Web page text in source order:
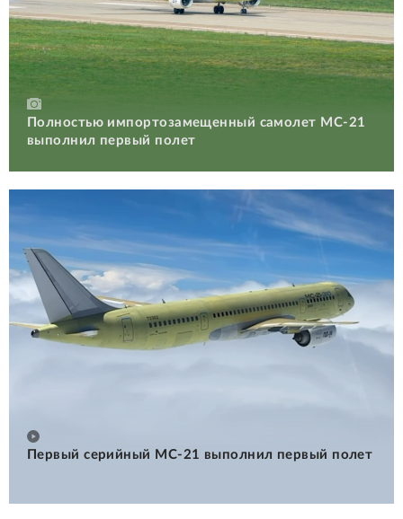
Полностью импортозамещенный самолет МС-21
выполнил первый полет
Первый серийный МС-21 выполнил первый полет